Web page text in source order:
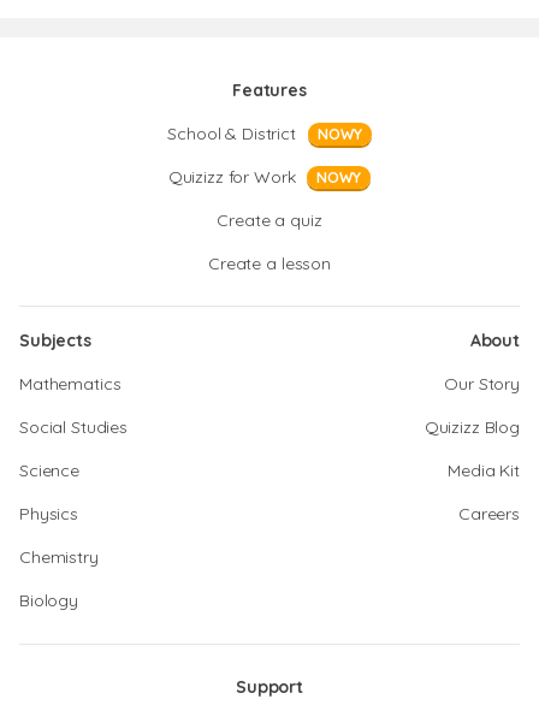
Features
School & District
NOWY
Quizizz for Work NOWY
Create a quiz
Create a lesson
Subjects
Mathematics
Social Studies
Science
Physics
Chemistry
Biology
About
Our Story
Quizizz Blog
Media Kit
Careers
Support